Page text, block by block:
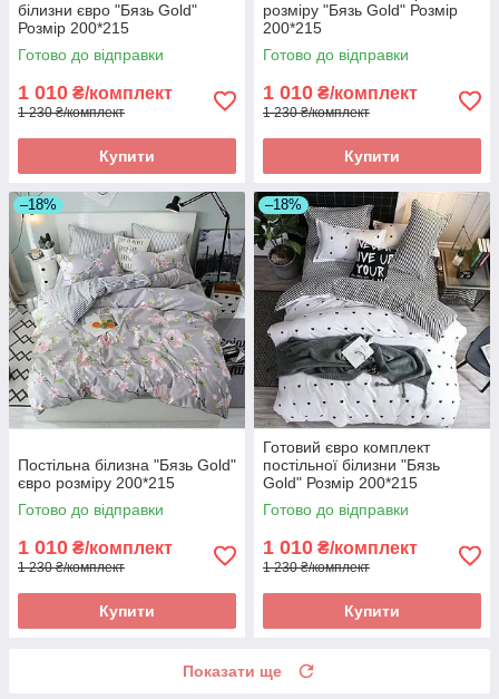
білизни євро "Бязь Gold"
Розмір 200*215
Готово до відправки
1 010 ₴/комплект
1 230 ₴/комплект
Купити
розміру "Бязь Gold" Розмір
200*215
Готово до відправки
1 010 ₴/комплект
1 230 ₴/комплект
Купити
–18%
Постільна білизна "Бязь Gold"
євро розміру 200*215
Готово до відправки
1 010 ₴/комплект
1 230 ₴/комплект
Купити
–18%
Готовий євро комплект
постільної білизни "Бязь
Gold" Розмір 200*215
Готово до відправки
1 010 ₴/комплект
1 230 ₴/комплект
Купити
Показати ще